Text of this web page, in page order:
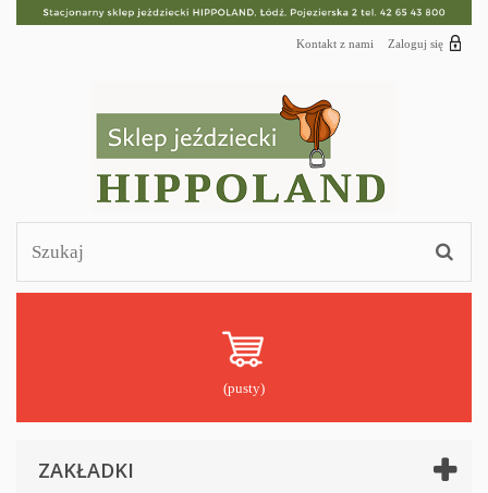
Zaloguj się
Kontakt z nami
(pusty)
ZAKŁADKI